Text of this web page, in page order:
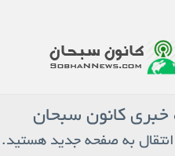
خبری کانون سبحان
به صفحه جدید هستید.